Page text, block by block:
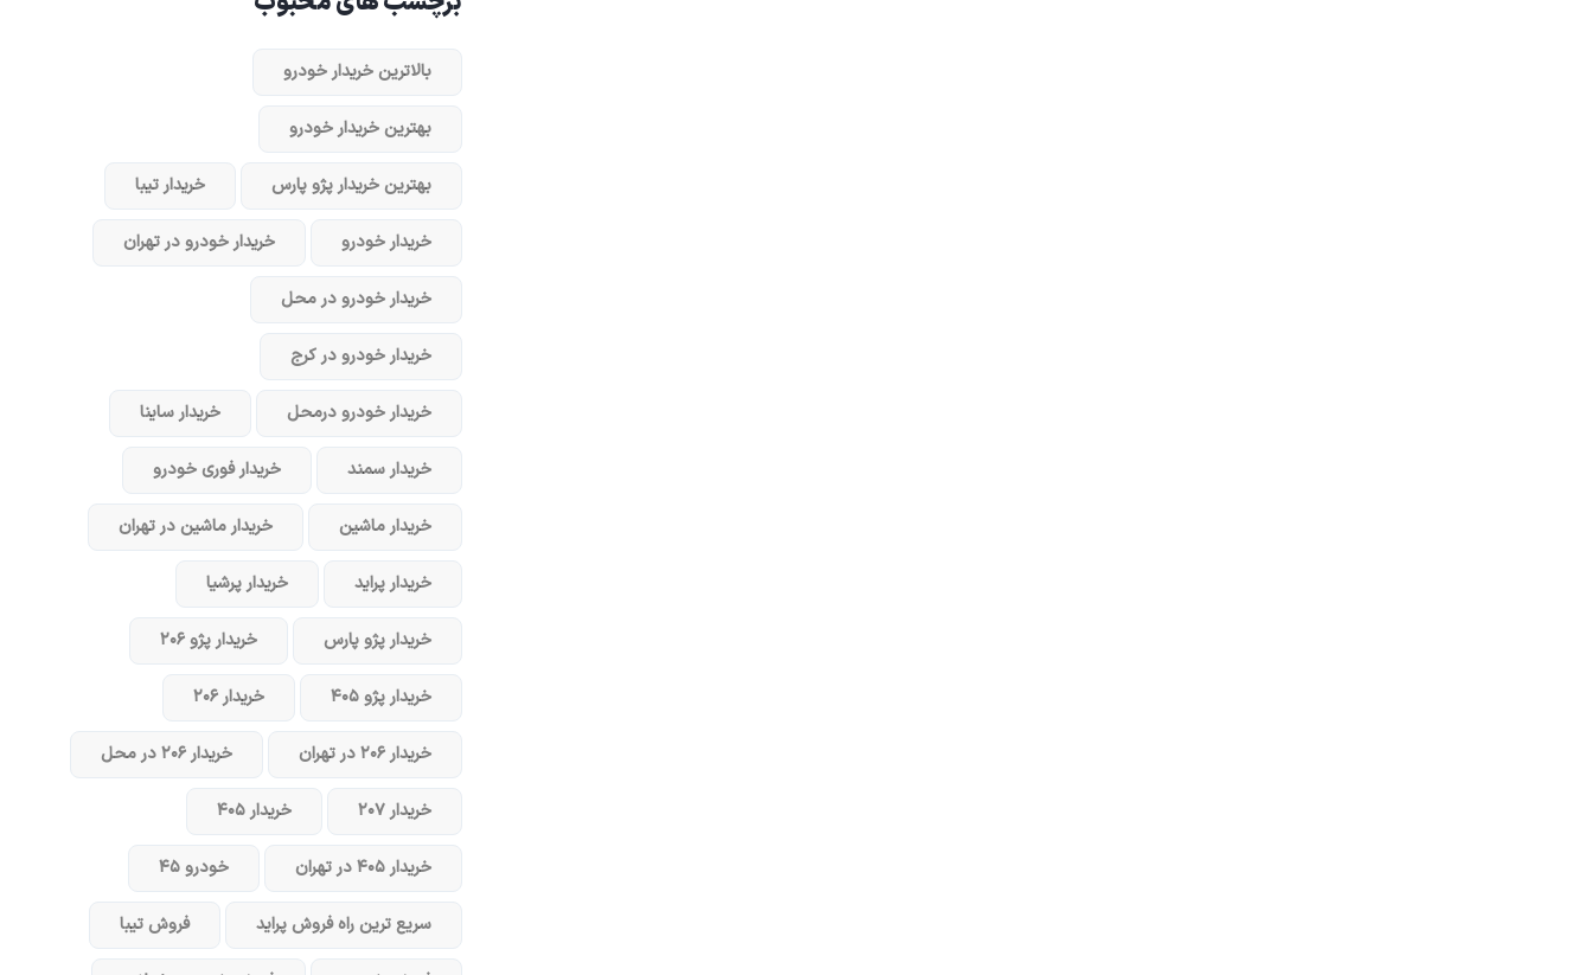
بالاترین خریدار خودرو
بهترین خریدار خودرو
بهترین خریدار پژو پارس خریدار تیبا
خریدار خودرو خریدار خودرو در تهران
خریدار خودرو در محل
خریدار خودرو در کرج
خریدار خودرو در‌محل خریدار ساینا
خریدار سمند خریدار فوری خودرو
خریدار ماشین خریدار ماشین در تهران
خریدار پراید خریدار پرشیا
خریدار پژو پارس خریدار پژو ۲۰۶
خریدار پژو ۴۰۵ خریدار ۲۰۶
خریدار ۲۰۶ در تهران خریدار ۲۰۶ در محل
خریدار ۲۰۷ خریدار ۴۰۵
خریدار ۴۰۵ در تهران خودرو ۴۵
سریع ترین راه فروش پراید فروش تیبا